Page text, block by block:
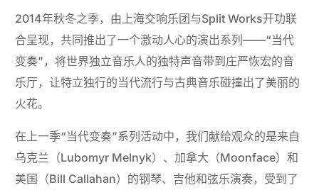
2014年秋冬之季，由上海交响乐团与Split Works开功联
合呈现，共同推出了一个激动人心的演出系列——“当代
变奏”，将世界独立音乐人的独特声音带到庄严恢宏的音
乐厅，让特立独行的当代流行与古典音乐碰撞出了美丽的
火花。
在上一季“当代变奏”系列活动中，我们献给观众的是来自
乌克兰（Lubomyr Melnyk）、加拿大（Moonface）和
美国（Bill Callahan）的钢琴、吉他和弦乐演奏，受到了